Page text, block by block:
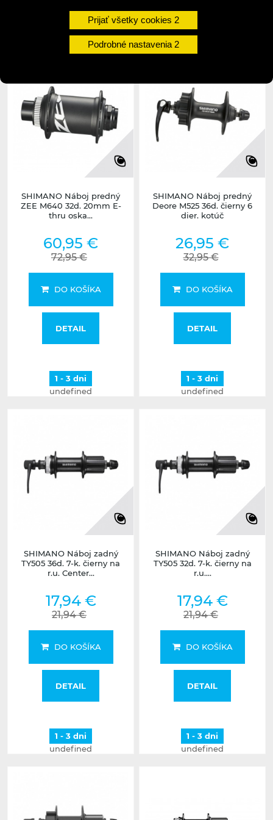
Prijať všetky cookies
Podrobné nastavenia
undefined
undefined
SHIMANO Náboj predný
ZEE M640 32d. 20mm E-
thru oska...
60,95 €
72,95 €
DO KOŠÍKA
DETAIL
1 - 3 dni
undefined
SHIMANO Náboj predný
Deore M525 36d. čierny 6
dier. kotúč
26,95 €
32,95 €
DO KOŠÍKA
DETAIL
1 - 3 dni
undefined
SHIMANO Náboj zadný
TY505 36d. 7-k. čierny na
r.u. Center...
17,94 €
21,94 €
DO KOŠÍKA
DETAIL
1 - 3 dni
undefined
SHIMANO Náboj zadný
TY505 32d. 7-k. čierny na
r.u....
17,94 €
21,94 €
DO KOŠÍKA
DETAIL
1 - 3 dni
undefined